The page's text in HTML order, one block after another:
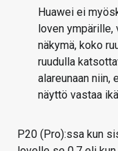
Huawei ei
loven
näkymä, koko
ruudulla
alareunaan
näyttö vastaa
P20 (Pro):ssa kun